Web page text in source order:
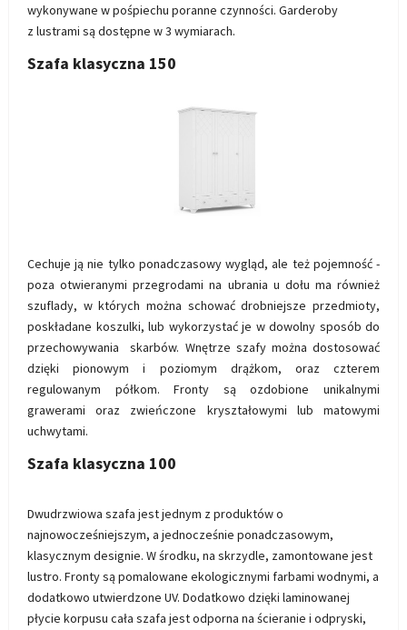
wykonywane w pośpiechu poranne czynności. Garderoby
z lustrami są dostępne w 3 wymiarach.
Szafa klasyczna 150
Cechuje ją nie tylko ponadczasowy wygląd, ale też pojemność -
poza otwieranymi przegrodami na ubrania u dołu ma również
szuflady, w których można schować drobniejsze przedmioty,
poskładane koszulki, lub wykorzystać je w dowolny sposób do
przechowywania skarbów. Wnętrze szafy można dostosować
dzięki pionowym i poziomym drążkom, oraz czterem
regulowanym półkom. Fronty są ozdobione unikalnymi
grawerami oraz zwieńczone kryształowymi lub matowymi
uchwytami.
Szafa klasyczna 100
Dwudrzwiowa szafa jest jednym z produktów o
najnowocześniejszym, a jednocześnie ponadczasowym,
klasycznym designie. W środku, na skrzydle, zamontowane jest
lustro. Fronty są pomalowane ekologicznymi farbami wodnymi, a
dodatkowo utwierdzone UV. Dodatkowo dzięki laminowanej
płycie korpusu cała szafa jest odporna na ścieranie i odpryski,